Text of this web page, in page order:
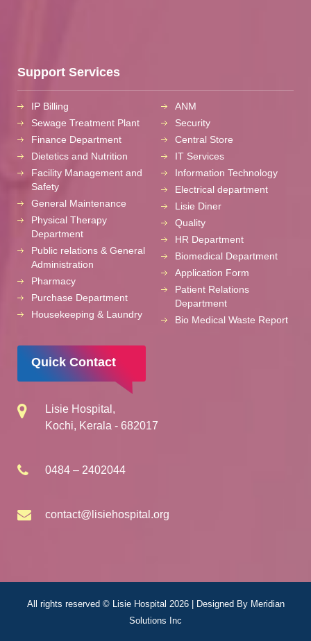
Support Services
IP Billing
Sewage Treatment Plant
Finance Department
Dietetics and Nutrition
Facility Management and
Safety
General Maintenance
Physical Therapy
Department
Public relations & General
Administration
Pharmacy
Purchase Department
Housekeeping & Laundry
ANM
Security
Central Store
IT Services
Information Technology
Electrical department
Lisie Diner
Quality
HR Department
Biomedical Department
Application Form
Patient Relations
Department
Bio Medical Waste Report
Quick Contact
Lisie Hospital,
Kochi, Kerala - 682017
0484 – 2402044
contact@lisiehospital.org
All rights reserved © Lisie Hospital 2026 | Designed By Meridian
Solutions Inc